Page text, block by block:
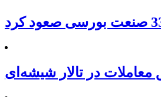
معاملات در تالار شیشه‌ای